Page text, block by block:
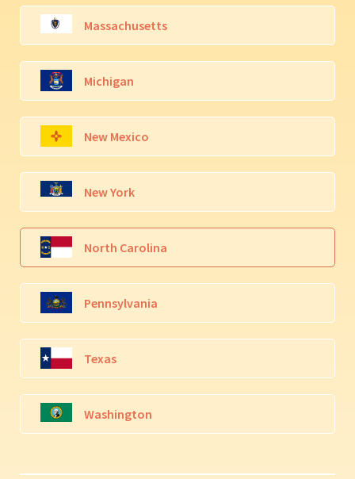
Massachusetts
Michigan
New Mexico
New York
North Carolina
Pennsylvania
Texas
Washington